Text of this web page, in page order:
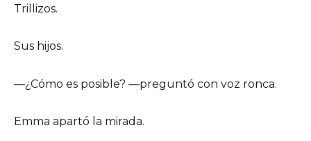
Trillizos.
Sus hijos.
—¿Cómo es posible? —preguntó con voz ronca.
Emma apartó la mirada.